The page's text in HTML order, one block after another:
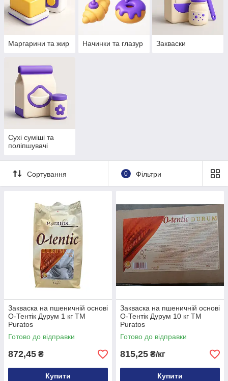
Маргарини та жир Начинки та глазур Закваски
Сухі суміші та
поліпшувачі
Сортування 0 Фільтри
Закваска на пшеничній основі
О-Тентік Дурум 1 кг ТМ
Puratos
Готово до відправки
872,45 ₴
Купити
Закваска на пшеничній основі
О-Тентік Дурум 10 кг ТМ
Puratos
Готово до відправки
815,25 ₴/кг
Купити